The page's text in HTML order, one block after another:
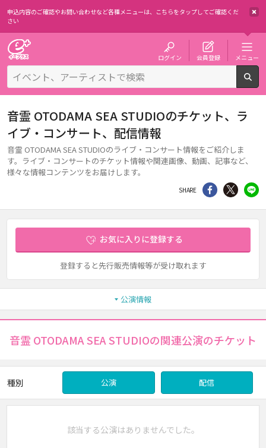
申込内容のご確認やお問い合わせなど各種メニューは、 こちらをタップしてご確認くだ
さい
ログイン 会員登録 メニュー
音霊 OTODAMA SEA STUDIOのチケット、ラ
イブ・コンサート、配信情報
音霊 OTODAMA SEA STUDIOのライブ・コンサート情報をご紹介しま
す。ライブ・コンサートのチケット情報や関連画像、動画、記事など、
様々な情報コンテンツをお届けします。
SHARE シェア Twitter
お気に入りに登録する
登録すると先行販売情報等が受け取れます
公演情報
音霊 OTODAMA SEA STUDIOの関連公演のチケット
種別 公演 配信
該当する公演はありませんでした。